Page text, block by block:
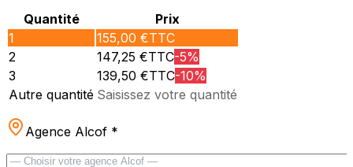
Quantité
Prix
1
155,00 €TTC
2
147,25 €TTC-5%
3
139,50 €TTC-10%
Autre quantité Saisissez votre quantité
Agence Alcof *